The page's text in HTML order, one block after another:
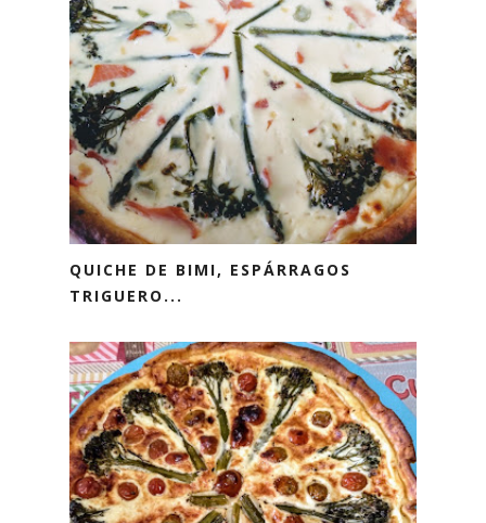
QUICHE DE BIMI, ESPÁRRAGOS
TRIGUERO...